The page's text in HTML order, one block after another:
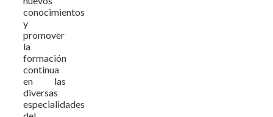
conocimientos
y
promover
la
formación
continua
en las
diversas
especialidades